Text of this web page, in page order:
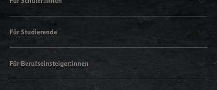
Für Studierende
Für Berufseinsteiger:innen